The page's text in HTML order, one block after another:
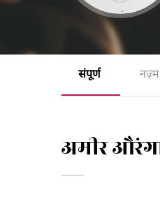
संपूर्ण नज़्म
अमीर